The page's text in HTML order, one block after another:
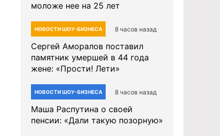
моложе нее на 25 лет
НОВОСТИ ШОУ-БИЗНЕСА 8 часов назад
Сергей Аморалов поставил
памятник умершей в 44 года
жене: «Прости! Лети»
НОВОСТИ ШОУ-БИЗНЕСА 8 часов назад
Маша Распутина о своей
пенсии: «Дали такую позорную»